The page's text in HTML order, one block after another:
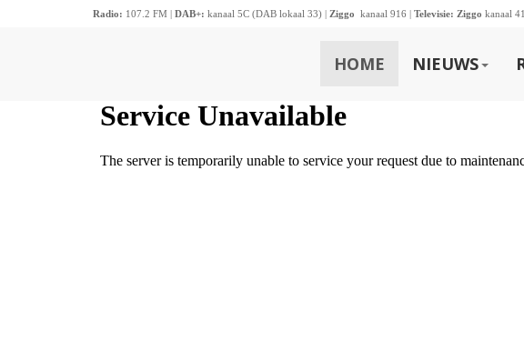
Radio: 107.2 FM | DAB+: kanaal 5C (DAB lokaal 33) | Ziggo kanaal 916 | Televisie: Ziggo kanaal
HOME NIEUWS